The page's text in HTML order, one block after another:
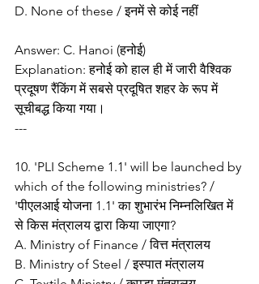
D. None of these / इनमें से कोई नहीं
Answer: C. Hanoi (हनोई)
Explanation: हनोई को हाल ही में जारी वैश्विक
प्रदूषण रैंकिंग में सबसे प्रदूषित शहर के रूप में
सूचीबद्ध किया गया।
---
10. 'PLI Scheme 1.1' will be launched by
which of the following ministries? /
'पीएलआई योजना 1.1' का शुभारंभ निम्नलिखित में
से किस मंत्रालय द्वारा किया जाएगा?
A. Ministry of Finance / वित्त मंत्रालय
B. Ministry of Steel / इस्पात मंत्रालय